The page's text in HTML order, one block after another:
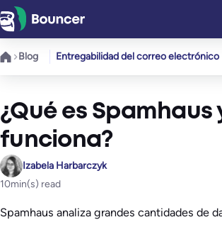
Saltar
al
contenido
Blog Entregabilidad del correo electrónico
¿Qué es Spamhaus
funciona?
Izabela Harbarczyk
10min(s) read
Spamhaus analiza grandes cantidades de